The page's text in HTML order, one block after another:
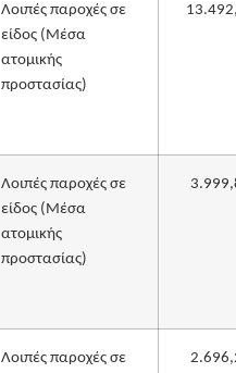
Λοιπές παροχές σε
είδος (Μέσα
ατομικής
προστασίας)
Λοιπές παροχές σε
είδος (Μέσα
ατομικής
προστασίας)
Λοιπές παροχές σε